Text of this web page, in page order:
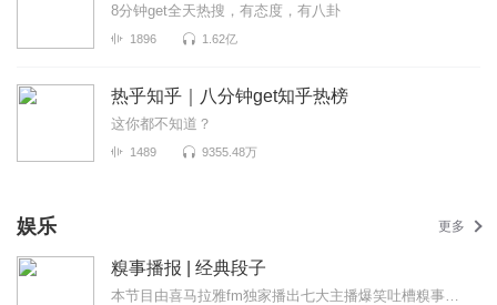
8分钟get全天热搜，有态度，有八卦
1896 1.62亿
热乎知乎｜八分钟get知乎热榜
这你都不知道？
1489 9355.48万
娱乐 更多
糗事播报 | 经典段子
本节目由喜马拉雅fm独家播出七大主播爆笑吐槽糗事囧闻，包你开心一整天